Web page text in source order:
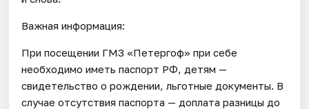
Важная информация:
При посещении ГМЗ «Петергоф» при себе
необходимо иметь паспорт РФ, детям —
свидетельство о рождении, льготные документы. В
случае отсутствия паспорта — доплата разницы до